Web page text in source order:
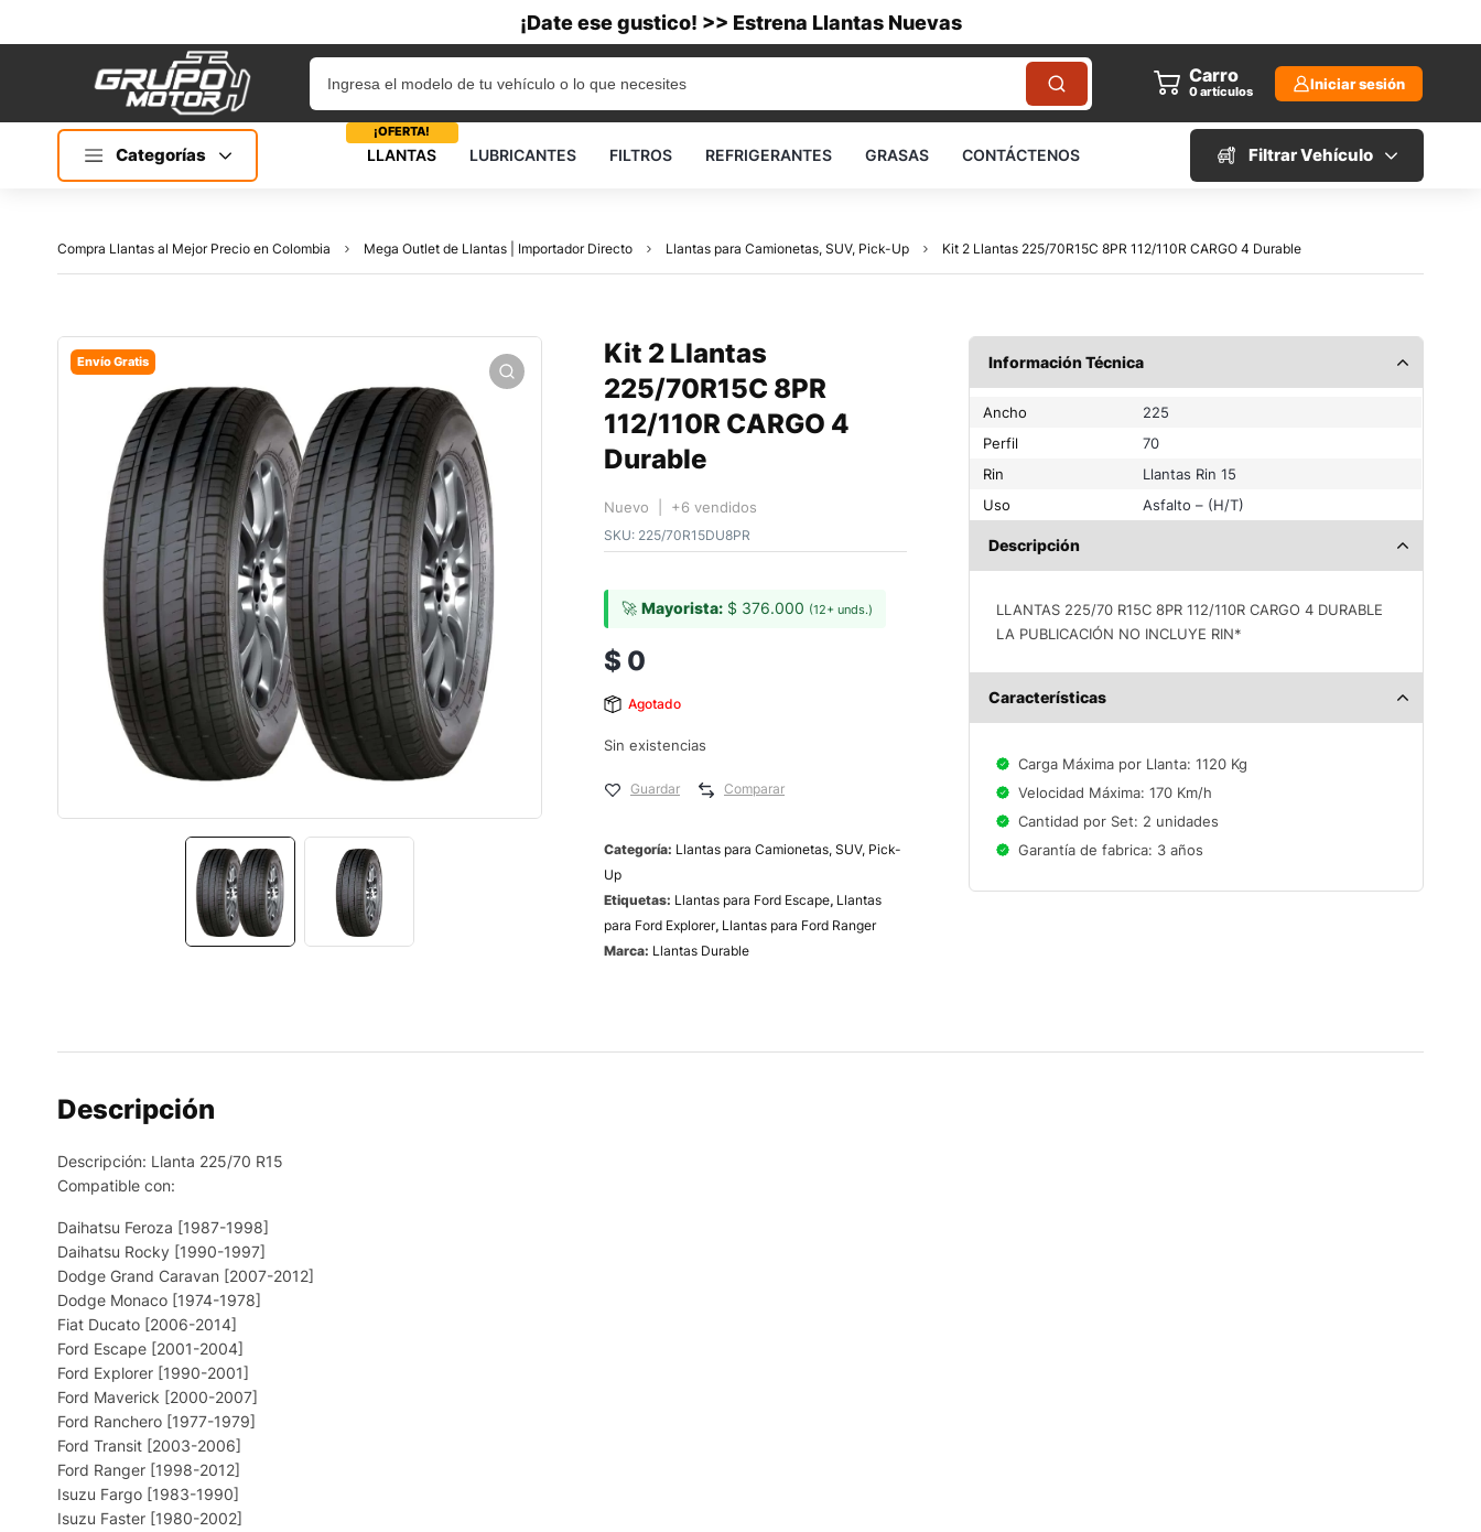
¡Date ese gustico! >> Estrena Llantas Nuevas
Carro
0artículos Iniciar sesión
Categorías LLANTAS
¡OFERTA!
LUBRICANTES FILTROS REFRIGERANTES GRASAS CONTÁCTENOS Filtrar Vehículo
Compra Llantas al Mejor Precio en Colombia Mega Outlet de Llantas | Importador Directo Llantas para Camionetas, SUV, Pick-Up Kit 2 Llantas 225/70R15C 8PR 112/110R CARGO 4 Durable
Envío Gratis
Kit 2 Llantas
225/70R15C 8PR
112/110R CARGO 4
Durable
Nuevo | +6 vendidos
SKU: 225/70R15DU8PR
🚀 Mayorista: $ 376.000 (12+ unds.)
$ 0
Agotado
Sin existencias
Guardar Comparar
Categoría: Llantas para Camionetas, SUV, Pick-
Up
Etiquetas: Llantas para Ford Escape, Llantas
para Ford Explorer, Llantas para Ford Ranger
Marca: Llantas Durable
Información Técnica
Ancho
225
Perfil
70
Rin
Llantas Rin 15
Uso
Asfalto – (H/T)
Descripción
LLANTAS 225/70 R15C 8PR 112/110R CARGO 4 DURABLE
LA PUBLICACIÓN NO INCLUYE RIN*
Características
Carga Máxima por Llanta: 1120 Kg
Velocidad Máxima: 170 Km/h
Cantidad por Set: 2 unidades
Garantía de fabrica: 3 años
Descripción
Descripción: Llanta 225/70 R15
Compatible con:
Daihatsu Feroza [1987-1998]
Daihatsu Rocky [1990-1997]
Dodge Grand Caravan [2007-2012]
Dodge Monaco [1974-1978]
Fiat Ducato [2006-2014]
Ford Escape [2001-2004]
Ford Explorer [1990-2001]
Ford Maverick [2000-2007]
Ford Ranchero [1977-1979]
Ford Transit [2003-2006]
Ford Ranger [1998-2012]
Isuzu Fargo [1983-1990]
Isuzu Faster [1980-2002]